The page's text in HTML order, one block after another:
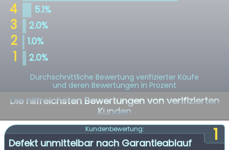
Durchschnittliche Bewertung verifizierter Käufe
und deren Bewertungen in Prozent
Die hilfreichsten Bewertungen von verifizierten
Kunden
1
Kundenbewertung:
Defekt unmittelbar nach Garantieablauf